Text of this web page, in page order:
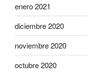
enero 2021
diciembre 2020
noviembre 2020
octubre 2020